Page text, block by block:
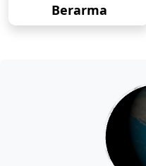
Berarma